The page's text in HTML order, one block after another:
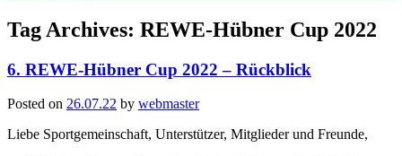
Tag Archives: REWE-Hübner Cup 2022
6. REWE-Hübner Cup 2022 – Rückblick
Posted on 26.07.22 by webmaster
Liebe Sportgemeinschaft, Unterstützer, Mitglieder und Freunde,